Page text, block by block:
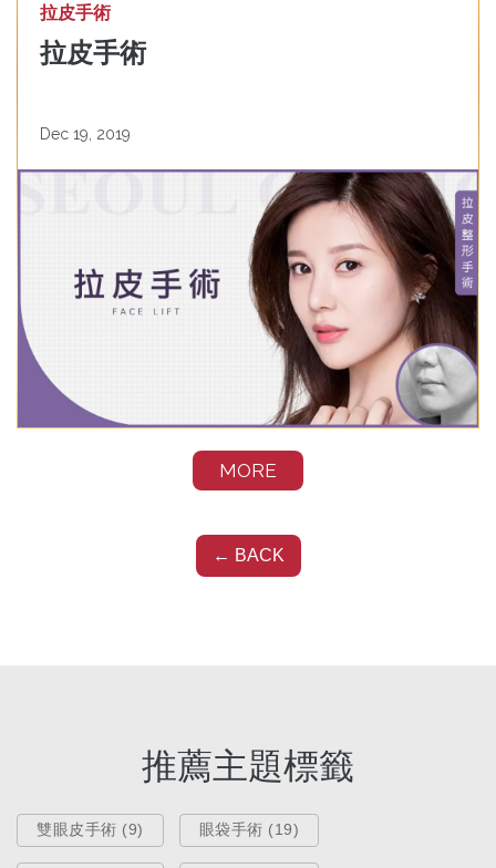
拉皮手術
拉皮手術
Dec 19, 2019
MORE
拉皮專門！新一代HD微創內視鏡拉
← BACK
推薦主題標籤
雙眼皮手術 (9) 眼袋手術 (19)